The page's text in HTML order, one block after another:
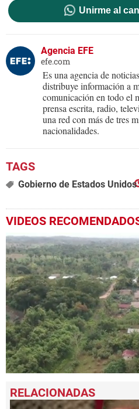
Unirme al
Agencia EFE
efe.com
Es una agencia de
distribuye información a
comunicación en todo el
prensa escrita, radio,
una red con más de tres
nacionalidades.
Gobierno de Estados Unidos
VIDEOS
seconds
of